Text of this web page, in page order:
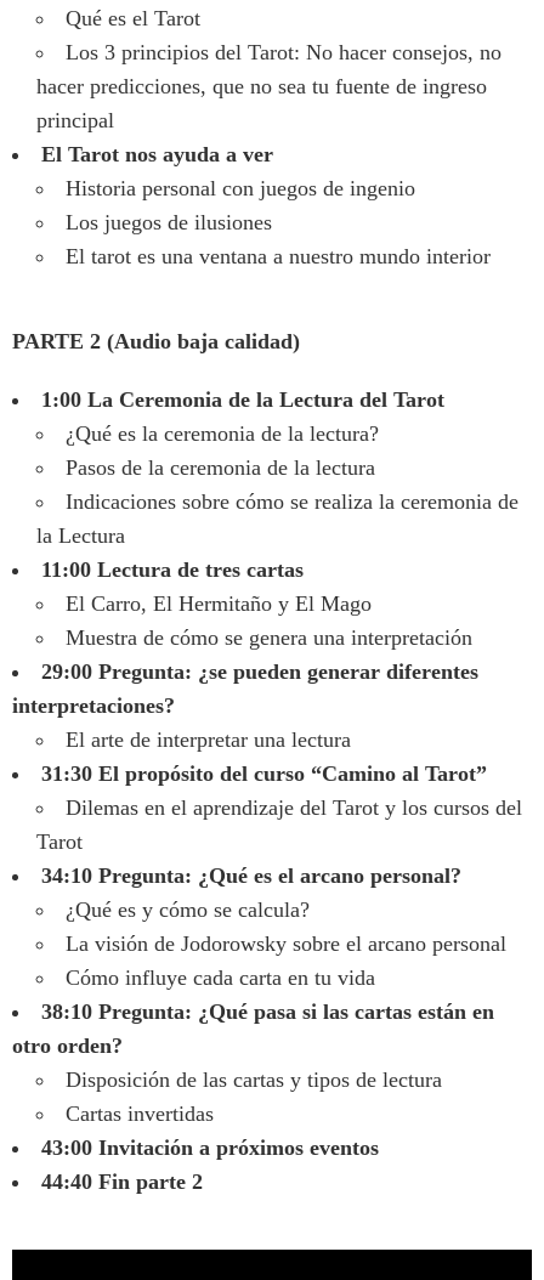
Qué es el Tarot
Los 3 principios del Tarot: No hacer consejos, no
hacer predicciones, que no sea tu fuente de ingreso
principal
El Tarot nos ayuda a ver
Historia personal con juegos de ingenio
Los juegos de ilusiones
El tarot es una ventana a nuestro mundo interior
PARTE 2 (Audio baja calidad)
1:00 La Ceremonia de la Lectura del Tarot
¿Qué es la ceremonia de la lectura?
Pasos de la ceremonia de la lectura
Indicaciones sobre cómo se realiza la ceremonia de
la Lectura
11:00 Lectura de tres cartas
El Carro, El Hermitaño y El Mago
Muestra de cómo se genera una interpretación
29:00 Pregunta: ¿se pueden generar diferentes
interpretaciones?
El arte de interpretar una lectura
31:30 El propósito del curso “Camino al Tarot”
Dilemas en el aprendizaje del Tarot y los cursos del
Tarot
34:10 Pregunta: ¿Qué es el arcano personal?
¿Qué es y cómo se calcula?
La visión de Jodorowsky sobre el arcano personal
Cómo influye cada carta en tu vida
38:10 Pregunta: ¿Qué pasa si las cartas están en
otro orden?
Disposición de las cartas y tipos de lectura
Cartas invertidas
43:00 Invitación a próximos eventos
44:40 Fin parte 2